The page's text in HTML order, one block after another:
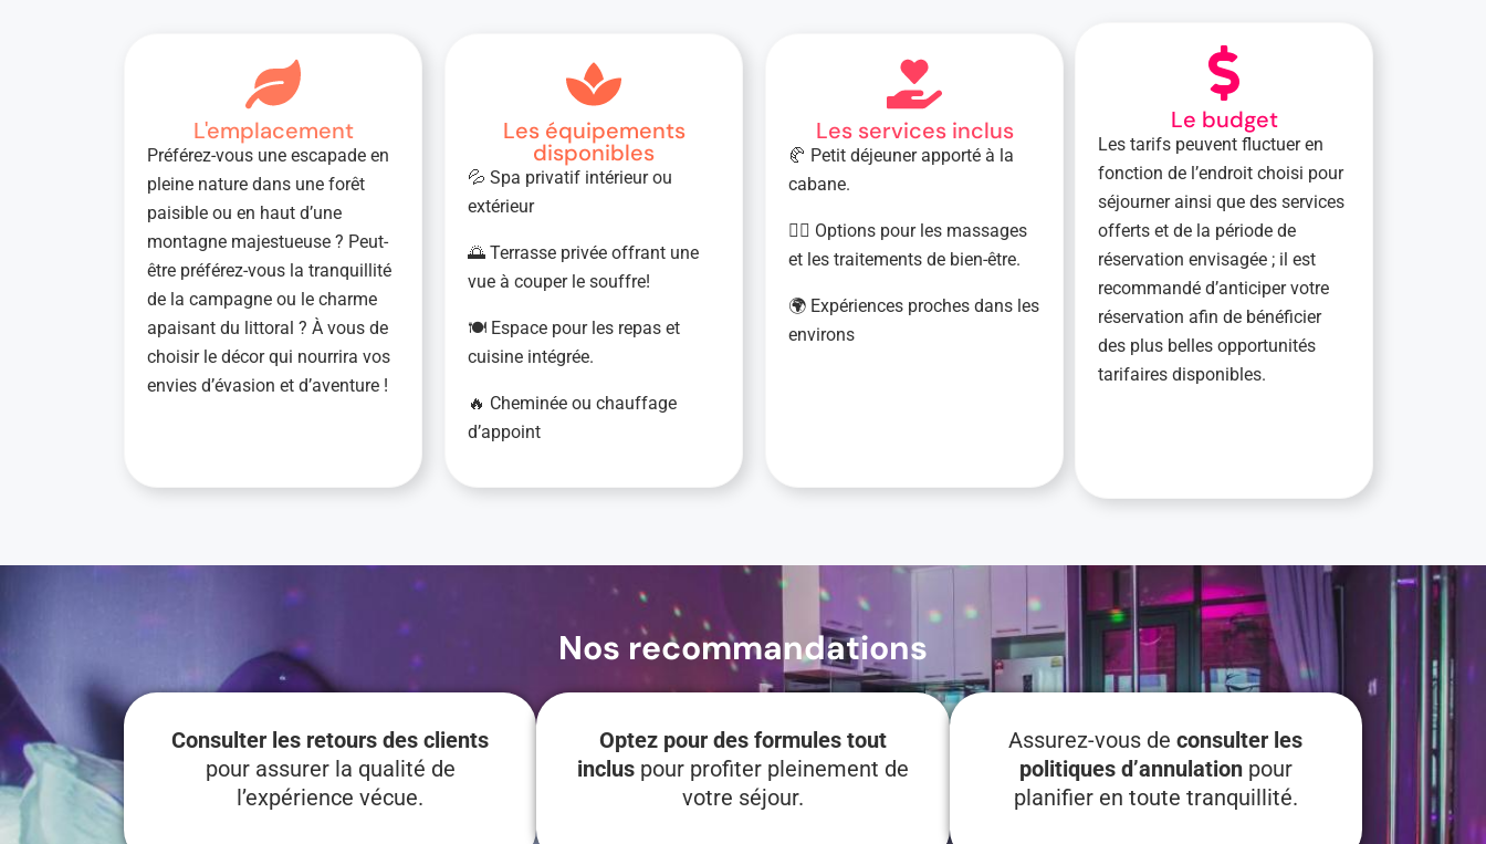
L'emplacement
Préférez-vous une escapade en
pleine nature dans une forêt
paisible ou en haut d’une
montagne majestueuse ? Peut-
être préférez-vous la tranquillité
de la campagne ou le charme
apaisant du littoral ? À vous de
choisir le décor qui nourrira vos
envies d’évasion et d’aventure !
Les équipements
disponibles
💦 Spa privatif intérieur ou
extérieur
🌅 Terrasse privée offrant une
vue à couper le souffre!
🍽 Espace pour les repas et
cuisine intégrée.
🔥 Cheminée ou chauffage
d’appoint
Les services inclus
🥐 Petit déjeuner apporté à la
cabane.
💆‍♀️ Options pour les massages
et les traitements de bien-être.
🌍 Expériences proches dans les
environs
Le budget
Les tarifs peuvent fluctuer en
fonction de l’endroit choisi pour
séjourner ainsi que des services
offerts et de la période de
réservation envisagée ; il est
recommandé d’anticiper votre
réservation afin de bénéficier
des plus belles opportunités
tarifaires disponibles.
Nos recommandations
Consulter les retours des clients
pour assurer la qualité de
l’expérience vécue.
Optez pour des formules tout
incluspour profiter pleinement de
votre séjour.
Assurez-vous deconsulter les
politiques d’annulationpour
planifier en toute tranquillité.